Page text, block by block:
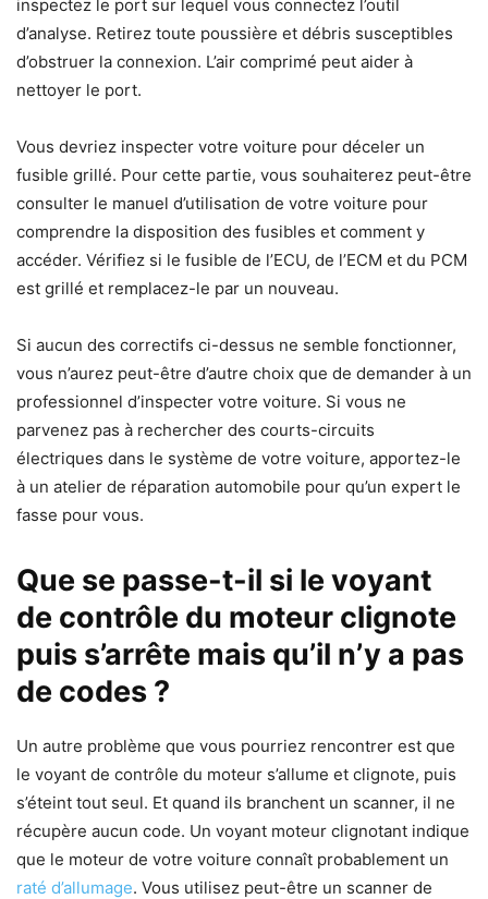
inspectez le port sur lequel vous connectez l’outil
d’analyse. Retirez toute poussière et débris susceptibles
d’obstruer la connexion. L’air comprimé peut aider à
nettoyer le port.
Vous devriez inspecter votre voiture pour déceler un
fusible grillé. Pour cette partie, vous souhaiterez peut-être
consulter le manuel d’utilisation de votre voiture pour
comprendre la disposition des fusibles et comment y
accéder. Vérifiez si le fusible de l’ECU, de l’ECM et du PCM
est grillé et remplacez-le par un nouveau.
Si aucun des correctifs ci-dessus ne semble fonctionner,
vous n’aurez peut-être d’autre choix que de demander à un
professionnel d’inspecter votre voiture. Si vous ne
parvenez pas à rechercher des courts-circuits
électriques dans le système de votre voiture, apportez-le
à un atelier de réparation automobile pour qu’un expert le
fasse pour vous.
Que se passe-t-il si le voyant
de contrôle du moteur clignote
puis s’arrête mais qu’il n’y a pas
de codes ?
Un autre problème que vous pourriez rencontrer est que
le voyant de contrôle du moteur s’allume et clignote, puis
s’éteint tout seul. Et quand ils branchent un scanner, il ne
récupère aucun code. Un voyant moteur clignotant indique
que le moteur de votre voiture connaît probablement un
raté d’allumage. Vous utilisez peut-être un scanner de